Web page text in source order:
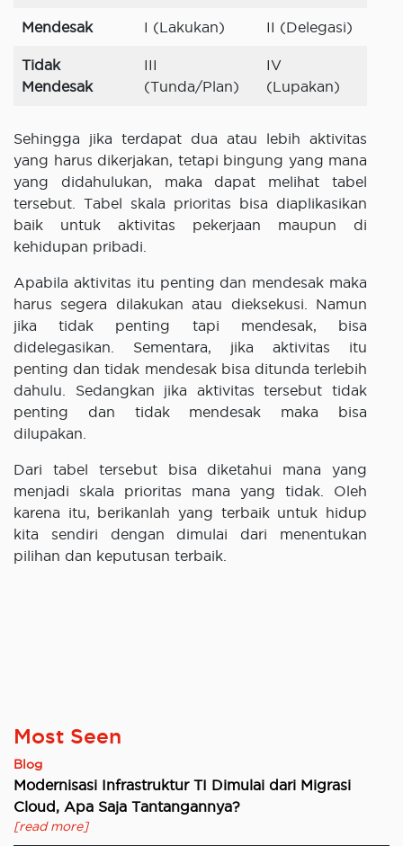
Mendesak I (Lakukan) II (Delegasi)
Tidak
Mendesak
III
(Tunda/Plan)
IV
(Lupakan)
Sehingga jika terdapat dua atau lebih aktivitas
yang harus dikerjakan, tetapi bingung yang mana
yang didahulukan, maka dapat melihat tabel
tersebut. Tabel skala prioritas bisa diaplikasikan
baik untuk aktivitas pekerjaan maupun di
kehidupan pribadi.
Apabila aktivitas itu penting dan mendesak maka
harus segera dilakukan atau dieksekusi. Namun
jika tidak penting tapi mendesak, bisa
didelegasikan. Sementara, jika aktivitas itu
penting dan tidak mendesak bisa ditunda terlebih
dahulu. Sedangkan jika aktivitas tersebut tidak
penting dan tidak mendesak maka bisa
dilupakan.
Dari tabel tersebut bisa diketahui mana yang
menjadi skala prioritas mana yang tidak. Oleh
karena itu, berikanlah yang terbaik untuk hidup
kita sendiri dengan dimulai dari menentukan
pilihan dan keputusan terbaik.
Most Seen
Blog
Modernisasi Infrastruktur TI Dimulai dari Migrasi
Cloud, Apa Saja Tantangannya?
[read more]